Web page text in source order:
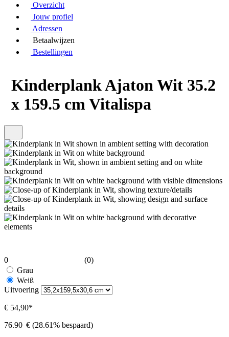
Overzicht
Jouw profiel
Adressen
Betaalwijzen
Bestellingen
Kinderplank Ajaton Wit 35.2
x 159.5 cm Vitalispa
0
(0)
Grau
Weiß
Uitvoering
€ 54,90*
76.90 € (28.61% bespaard)